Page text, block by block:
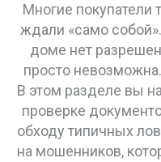
Многие покупатели
ждали «само
доме нет
просто
В этом разделе вы
проверке
обходу типичных
на мошенников,